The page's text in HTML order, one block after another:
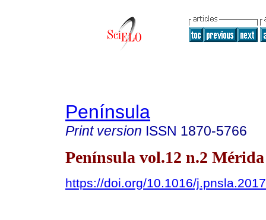
Península
Print version ISSN 1870-5766
Península vol.12 n.2
https://doi.org/10.1016/